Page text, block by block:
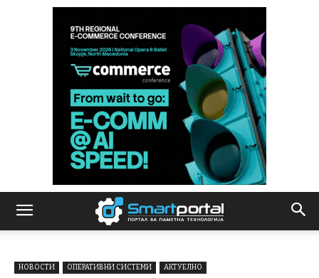
НОВОСТИ ОПЕРАТИВНИ СИСТЕМИ АКТУЕЛНО